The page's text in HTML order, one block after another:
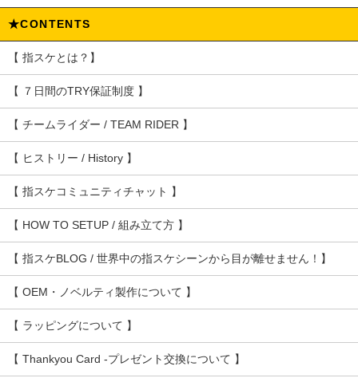
★CONTENTS
【 指スケとは？】
【 ７日間のTRY保証制度 】
【 チームライダー / TEAM RIDER 】
【 ヒストリー / History 】
【 指スケコミュニティチャット 】
【 HOW TO SETUP / 組み立て方 】
【 指スケBLOG / 世界中の指スケシーンから目が離せません！】
【 OEM・ノベルティ製作について 】
【 ラッピングについて 】
【 Thankyou Card -プレゼント交換について 】